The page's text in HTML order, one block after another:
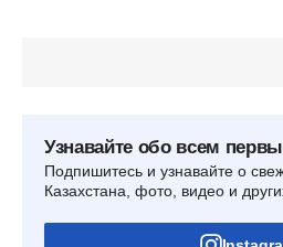
Узнавайте обо всем
Подпишитесь и узнавайте о
Казахстана, фото, видео и